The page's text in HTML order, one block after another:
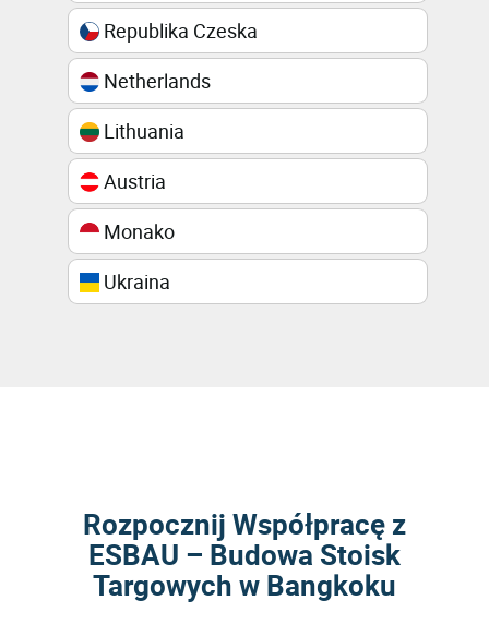
Republika Czeska
Netherlands
Lithuania
Austria
Monako
Ukraina
Rozpocznij Współpracę z
ESBAU – Budowa Stoisk
Targowych w Bangkoku